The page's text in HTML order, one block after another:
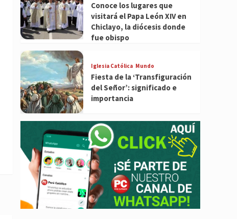
Conoce los lugares que
visitará el Papa León XIV en
Chiclayo, la diócesis donde
fue obispo
Iglesia Católica Mundo
Fiesta de la ‘Transfiguración
del Señor’: significado e
importancia